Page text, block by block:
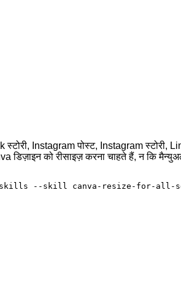
Instagram पोस्ट, Instagram
डिज़ाइन को रीसाइज़ करना चाहते हैं, न कि
skills --skill canva-resize-for-all-